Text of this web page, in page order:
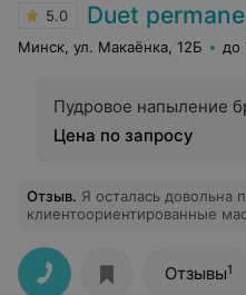
5.0 Duet
Минск, ул. Макаёнка, 12Б до
Пудровое напыление
Цена по запросу
Отзыв. Я осталась довольна
клиентоориентированные
подойдет цвет, форма. Сейчас
результатом, что не
бровей!
Отзывы1